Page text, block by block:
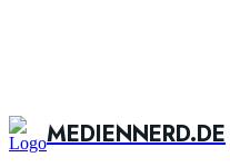
MEDIENNERD.DE